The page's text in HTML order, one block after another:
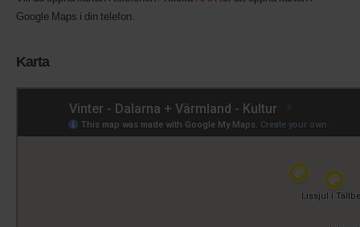
Google Maps i din telefon.
Karta